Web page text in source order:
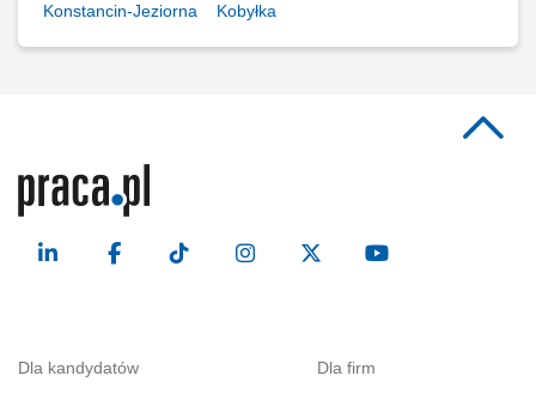
Konstancin-Jeziorna Kobyłka
Dla kandydatów Dla firm